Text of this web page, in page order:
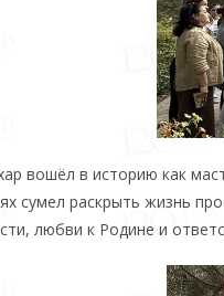
вошёл в историю как
сумел раскрыть жизнь
любви к Родине и